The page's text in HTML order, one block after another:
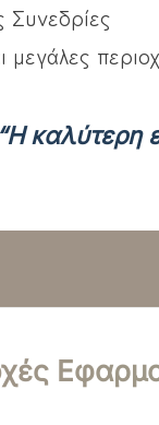
Συνεδρίες
μεγάλες
“Η καλύτερη